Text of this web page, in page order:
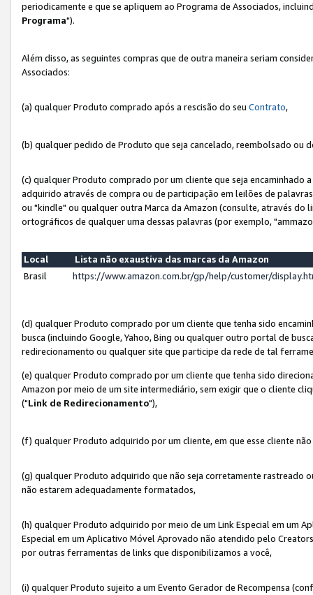
periodicamente e que se apliquem ao Programa de Associados,
Programa").
Além disso, as seguintes compras que de outra maneira seriam
Associados:
(a) qualquer Produto comprado após a rescisão do seu Contrato,
(b) qualquer pedido de Produto que seja cancelado, reembolsado ou
(c) qualquer Produto comprado por um cliente que seja encaminhado
adquirido através de compra ou de participação em leilões de
ou "kindle" ou qualquer outra Marca da Amazon (consulte, através do
ortográficos de qualquer uma dessas palavras (por exemplo,
Local
Lista não exaustiva das marcas da Amazon
Brasil
https://www.amazon.com.br/gp/help/customer/
(d) qualquer Produto comprado por um cliente que tenha sido
busca (incluindo Google, Yahoo, Bing ou qualquer outro portal de
redirecionamento ou qualquer site que participe da rede de tal
(e) qualquer Produto comprado por um cliente que tenha sido
Amazon por meio de um site intermediário, sem exigir que o cliente
("Link de Redirecionamento"),
(f) qualquer Produto adquirido por um cliente, em que esse cliente
(g) qualquer Produto adquirido que não seja corretamente rastreado
não estarem adequadamente formatados,
(h) qualquer Produto adquirido por meio de um Link Especial em um
Especial em um Aplicativo Móvel Aprovado não atendido pelo
por outras ferramentas de links que disponibilizamos a você,
(i) qualquer Produto sujeito a um Evento Gerador de Recompensa